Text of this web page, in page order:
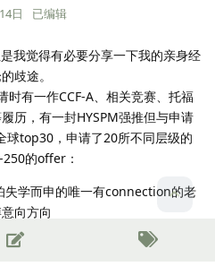
日 已编辑
我觉得有必要分享一下我的亲身经
歧途。
时有一作CCF-A、相关竞赛、托福
历，有一封HYSPM强推但与申请
top30，申请了20所不同层级的
的offer：
学而申的唯一有connection的老
向方向
的意向导师在交上申请后根本没
突然翻到了我的简历给我发了